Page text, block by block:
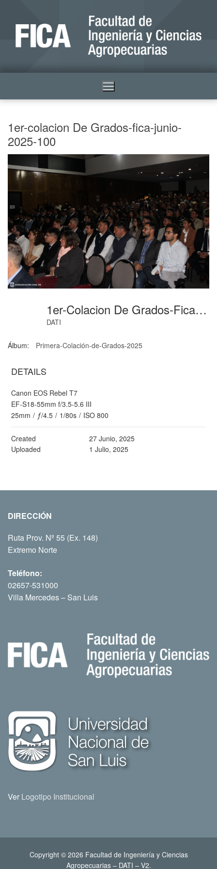
1er-colacion De Grados-fica-junio-
2025-100
1er-Colacion De Grados-Fica-Junio-2025-100
DATI
Álbum: Primera-Colación-de-Grados-2025
DETAILS
Canon EOS Rebel T7
EF-S18-55mm f/3.5-5.6 III
25mm / ƒ/4.5 / 1/80s / ISO 800
Created
27 Junio, 2025
Uploaded
1 Julio, 2025
DIRECCIÓN
Ruta Prov. Nº 55 (Ex. 148)
Extremo Norte
Teléfono:
02657-531000
Villa Mercedes – San Luis
Ver Logotipo Institucional
Copyright © 2026 Facultad de Ingeniería y Ciencias
Agropecuarias – DATI – V2.